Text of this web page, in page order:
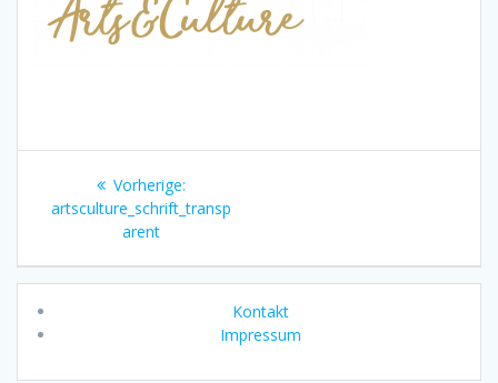
Beitragsnavigation
Vorherige:Vorheriger
Beitrag:
artsculture_schrift_transp
arent
Kontakt
Impressum